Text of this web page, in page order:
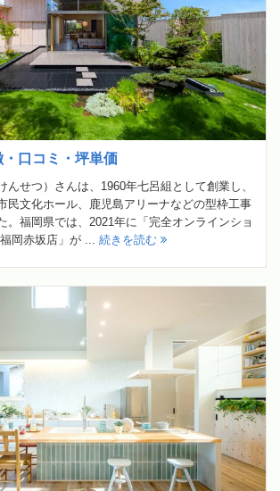
口コミ・坪単価
んせつ）さんは、1960年七呂組として創業し、
民文化ホール、鹿児島アリーナなどの型枠工事
。福岡県では、2021年に「完全オンラインショ
岡赤坂店」が ... 続きを読む